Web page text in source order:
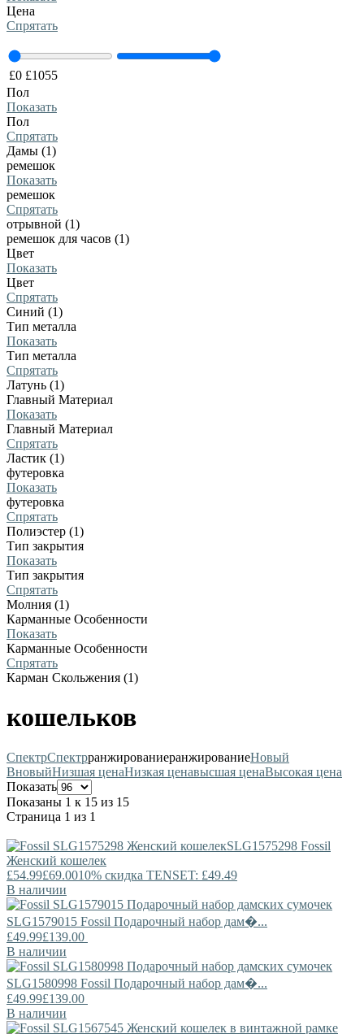
Цена
Спрятать
£0 £1055
Пол
Показать
Пол
Спрятать
Дамы (1)
ремешок
Показать
ремешок
Спрятать
отрывной (1)
ремешок для часов (1)
Цвет
Показать
Цвет
Спрятать
Синий (1)
Тип металла
Показать
Тип металла
Спрятать
Латунь (1)
Главный Материал
Показать
Главный Материал
Спрятать
Ластик (1)
футеровка
Показать
футеровка
Спрятать
Полиэстер (1)
Тип закрытия
Показать
Тип закрытия
Спрятать
Молния (1)
Карманные Особенности
Показать
Карманные Особенности
Спрятать
Карман Скольжения (1)
кошельков
СпектрСпектрранжированиеранжированиеНовый
ВновыйНизшая ценаНизкая ценавысшая ценаВысокая цена
Показать
Показаны 1 к 15 из 15
Страница 1 из 1
SLG1575298 Fossil
Женский кошелек
£54.99£69.0010% скидка TENSET: £49.49
В наличии
SLG1579015 Fossil Подарочный набор дам�...
£49.99£139.00
В наличии
SLG1580998 Fossil Подарочный набор дам�...
£49.99£139.00
В наличии